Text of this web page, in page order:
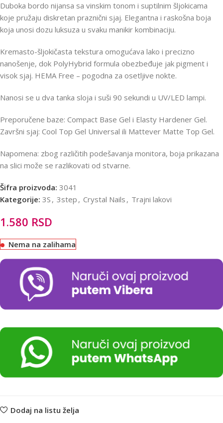
Duboka bordo nijansa sa vinskim tonom i suptilnim šljokicama
koje pružaju diskretan praznični sjaj. Elegantna i raskošna boja
koja unosi dozu luksuza u svaku manikir kombinaciju.
Kremasto-šljokičasta tekstura omogućava lako i precizno
nanošenje, dok PolyHybrid formula obezbeđuje jak pigment i
visok sjaj. HEMA Free – pogodna za osetljive nokte.
Nanosi se u dva tanka sloja i suši 90 sekundi u UV/LED lampi.
Preporučene baze: Compact Base Gel i Elasty Hardener Gel.
Završni sjaj: Cool Top Gel Universal ili Mattever Matte Top Gel.
Napomena: zbog različitih podešavanja monitora, boja prikazana
na slici može se razlikovati od stvarne.
Šifra proizvoda: 3041
Kategorije: 3S , 3step , Crystal Nails , Trajni lakovi
1.580 RSD
Nema na zalihama
Dodaj na listu želja